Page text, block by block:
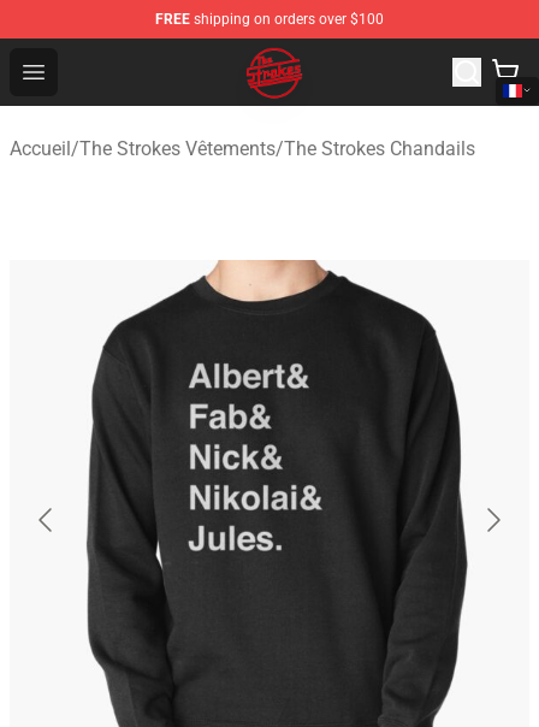
FREE shipping on orders over $100
Open menu
The Strokes Shop - Official The Strokes Merchandise
Accueil/The Strokes Vêtements/The Strokes Chandails